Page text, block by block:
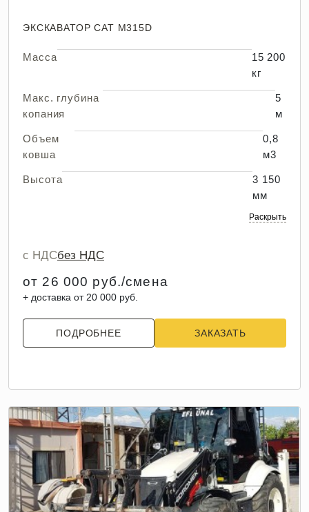
ЭКСКАВАТОР CAT M315D
Масса
15 200
кг
Макс. глубина
копания
5
м
Объем
ковша
0,8
м3
Высота
3 150
мм
Раскрыть
с НДСбез НДС
от 26 000 руб./смена
+ доставка от 20 000 руб.
ПОДРОБНЕЕ ЗАКАЗАТЬ